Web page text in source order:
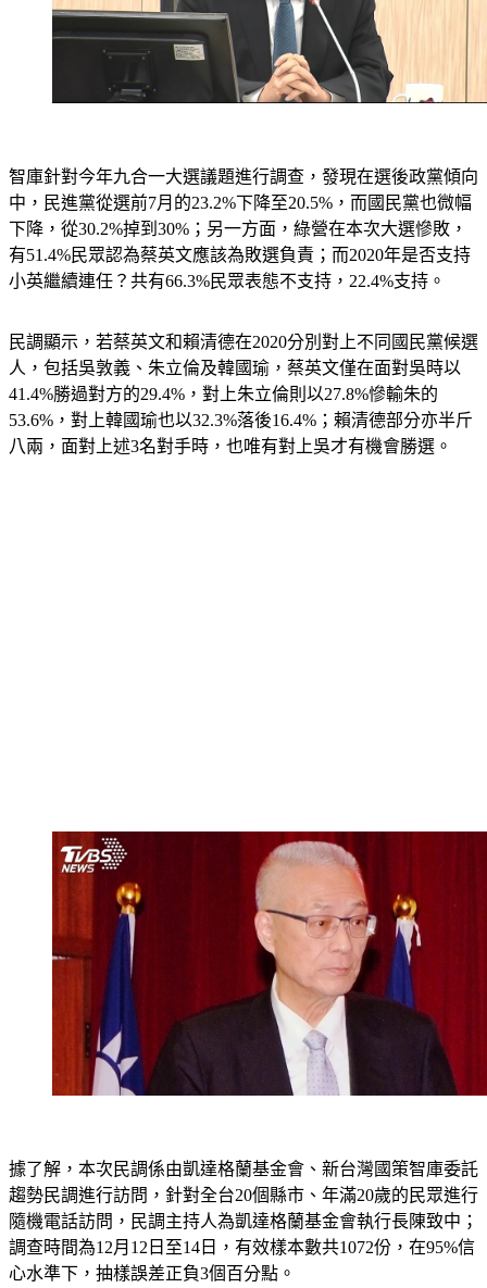
智庫針對今年九合一大選議題進行調查，發現在選後政黨傾向
中，民進黨從選前7月的23.2%下降至20.5%，而國民黨也微幅
下降，從30.2%掉到30%；另一方面，綠營在本次大選慘敗，
有51.4%民眾認為蔡英文應該為敗選負責；而2020年是否支持
小英繼續連任？共有66.3%民眾表態不支持，22.4%支持。
民調顯示，若蔡英文和賴清德在2020分別對上不同國民黨候選
人，包括吳敦義、朱立倫及韓國瑜，蔡英文僅在面對吳時以
41.4%勝過對方的29.4%，對上朱立倫則以27.8%慘輸朱的
53.6%，對上韓國瑜也以32.3%落後16.4%；賴清德部分亦半斤
八兩，面對上述3名對手時，也唯有對上吳才有機會勝選。
據了解，本次民調係由凱達格蘭基金會、新台灣國策智庫委託
趨勢民調進行訪問，針對全台20個縣市、年滿20歲的民眾進行
隨機電話訪問，民調主持人為凱達格蘭基金會執行長陳致中；
調查時間為12月12日至14日，有效樣本數共1072份，在95%信
心水準下，抽樣誤差正負3個百分點。